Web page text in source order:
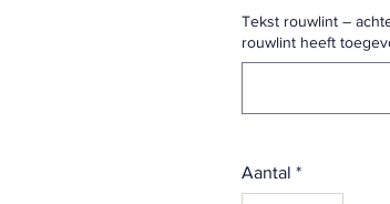
Tekst rouwlint –
rouwlint heeft
Aantal *